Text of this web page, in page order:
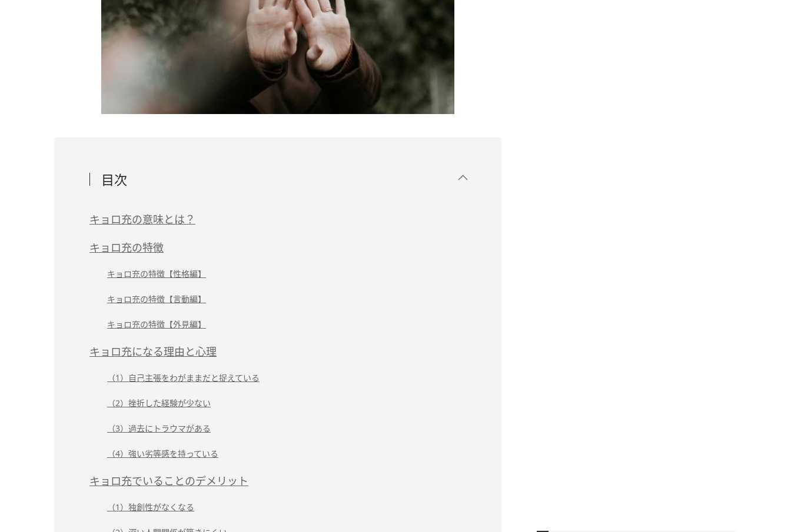
目次
キョロ充の意味とは？
キョロ充の特徴
キョロ充の特徴【性格編】
キョロ充の特徴【言動編】
キョロ充の特徴【外見編】
キョロ充になる理由と心理
（1）自己主張をわがままだと捉えている
（2）挫折した経験が少ない
（3）過去にトラウマがある
（4）強い劣等感を持っている
キョロ充でいることのデメリット
（1）独創性がなくなる